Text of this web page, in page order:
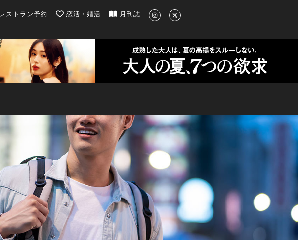
カレンダー | 最新のグルメ、洗練されたライフスタイル情報
レストラン予約 恋活・婚活 月刊誌